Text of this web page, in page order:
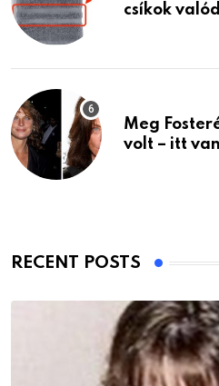
csíkok
Meg
volt – itt
RECENT POSTS